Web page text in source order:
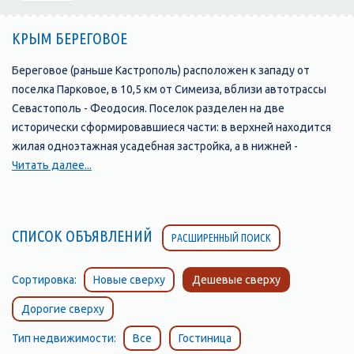
КРЫМ БЕРЕГОВОЕ
Береговое (раньше Кастрополь) расположен к западу от
поселка Парковое, в 10,5 км от Симеиза, вблизи автотрассы
Севастополь - Феодосия. Поселок разделен на две
исторически сформировавшиеся части: в верхней находится
жилая одноэтажная усадебная застройка, а в нижней -
приморская курортная зона.
живописному виду скала объявлена памятником природы и
находится под охраной государства. Наибольше впечатление
поднимается на высоту 120 метров и образует мыс. Скала
сложена из спилитовых и кератоспилитовых порфиритов,
переслаивающихся туфов, с включениями из обломков
изверженных пород.
Читать далее...
СПИСОК ОБЪЯВЛЕНИЙ РАСШИРЕННЫЙ ПОИСК
Сортировка: Новые сверху Дешевые сверху
Дорогие сверху
Тип недвижимости: Все Гостиница